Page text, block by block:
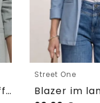
Blazer im langen und offenen Schnitt
Street One